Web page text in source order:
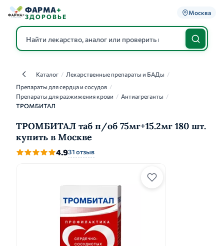
ФАРМА+
ЗДОРОВЬЕ
Москва
КаталогКаталог / Лекарственные препараты и БАДы /
Препараты для сердца и сосудов /
Препараты для разжижения крови / Антиагреганты /
ТРОМБИТАЛ
ТРОМБИТАЛ таб п/об 75мг+15.2мг 180 шт.
купить в Москве
4.931 отзыв